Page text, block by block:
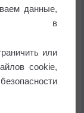
течение месяца
своё тепло!
данные,
в
или
cookie,